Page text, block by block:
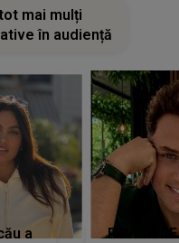
mai mulți
în audiență
a